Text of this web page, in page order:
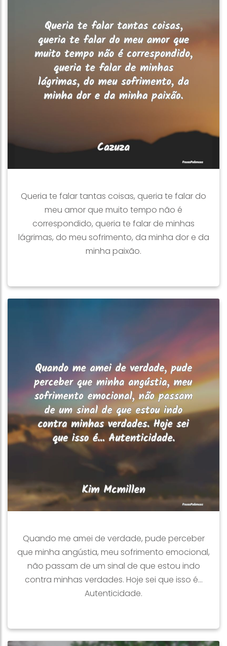
Queria te falar tantas coisas, queria te falar do
meu amor que muito tempo não é
correspondido, queria te falar de minhas
lágrimas, do meu sofrimento, da minha dor e da
minha paixão.
Quando me amei de verdade, pude perceber
que minha angústia, meu sofrimento emocional,
não passam de um sinal de que estou indo
contra minhas verdades. Hoje sei que isso é...
Autenticidade.